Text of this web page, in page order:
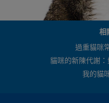
相
過重貓咪
貓咪的新陳代謝
我的貓